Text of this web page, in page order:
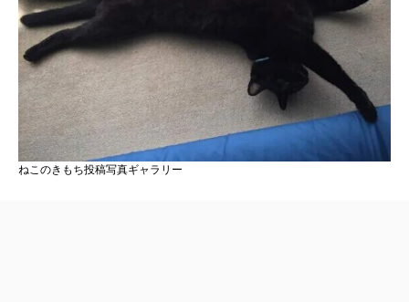
ねこのきもち投稿写真ギャラリー